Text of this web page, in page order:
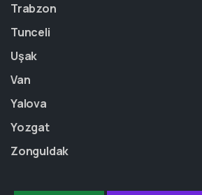
Trabzon
Tunceli
Uşak
Van
Yalova
Yozgat
Zonguldak